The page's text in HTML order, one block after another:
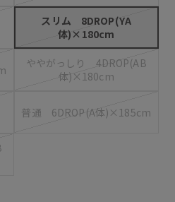
スリム 8DROP(YA
体)×180cm
ややがっしり 4DROP(AB
体)×180cm
普通 6DROP(A体)×185cm